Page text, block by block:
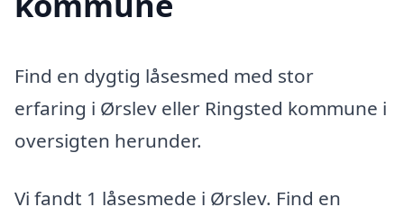
Find en dygtig låsesmed med stor
erfaring i Ørslev eller Ringsted kommune i
oversigten herunder.
Vi fandt 1 låsesmede i Ørslev. Find en